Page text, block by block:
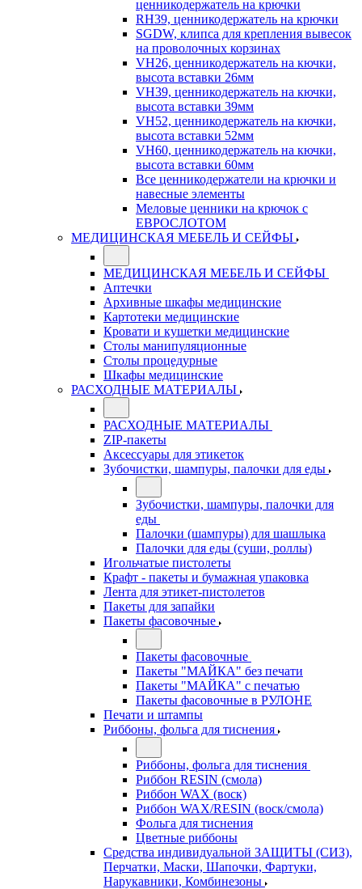
ценникодержатель на крючки
RH39, ценникодержатель на крючки
SGDW, клипса для крепления вывесок
на проволочных корзинах
VH26, ценникодержатель на кючки,
высота вставки 26мм
VH39, ценникодержатель на кючки,
высота вставки 39мм
VH52, ценникодержатель на кючки,
высота вставки 52мм
VH60, ценникодержатель на кючки,
высота вставки 60мм
Все ценникодержатели на крючки и
навесные элементы
Меловые ценники на крючок с
ЕВРОСЛОТОМ
МЕДИЦИНСКАЯ МЕБЕЛЬ И СЕЙФЫ
МЕДИЦИНСКАЯ МЕБЕЛЬ И СЕЙФЫ
Аптечки
Архивные шкафы медицинские
Картотеки медицинские
Кровати и кушетки медицинские
Столы манипуляционные
Столы процедурные
Шкафы медицинские
РАСХОДНЫЕ МАТЕРИАЛЫ
РАСХОДНЫЕ МАТЕРИАЛЫ
ZIP-пакеты
Аксессуары для этикеток
Зубочистки, шампуры, палочки для еды
Зубочистки, шампуры, палочки для
еды
Палочки (шампуры) для шашлыка
Палочки для еды (суши, роллы)
Игольчатые пистолеты
Крафт - пакеты и бумажная упаковка
Лента для этикет-пистолетов
Пакеты для запайки
Пакеты фасовочные
Пакеты фасовочные
Пакеты "МАЙКА" без печати
Пакеты "МАЙКА" с печатью
Пакеты фасовочные в РУЛОНЕ
Печати и штампы
Риббоны, фольга для тиснения
Риббоны, фольга для тиснения
Риббон RESIN (смола)
Риббон WAX (воск)
Риббон WAX/RESIN (воск/смола)
Фольга для тиснения
Цветные риббоны
Средства индивидуальной ЗАЩИТЫ (СИЗ),
Перчатки, Маски, Шапочки, Фартуки,
Нарукавники, Комбинезоны